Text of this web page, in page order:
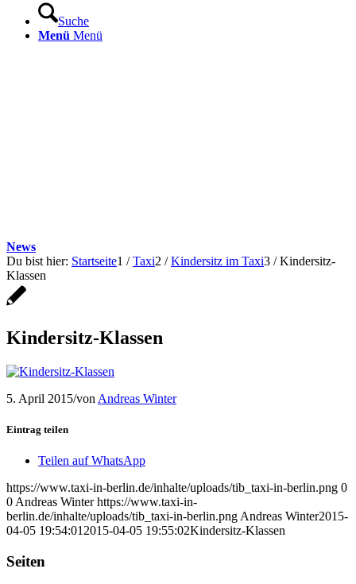
Suche
Menü Menü
News
Du bist hier: Startseite1 / Taxi2 / Kindersitz im Taxi3 / Kindersitz-
Klassen
Kindersitz-Klassen
5. April 2015/von Andreas Winter
Eintrag teilen
Teilen auf WhatsApp
https://www.taxi-in-berlin.de/inhalte/uploads/tib_taxi-in-berlin.png 0
0 Andreas Winter https://www.taxi-in-
berlin.de/inhalte/uploads/tib_taxi-in-berlin.png Andreas Winter2015-
04-05 19:54:01 2015-04-05 19:55:02Kindersitz-Klassen
Seiten